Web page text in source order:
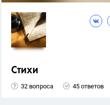
Стихи
32 вопроса 45 ответов